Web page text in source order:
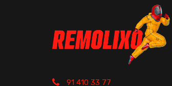
91 410 33 77